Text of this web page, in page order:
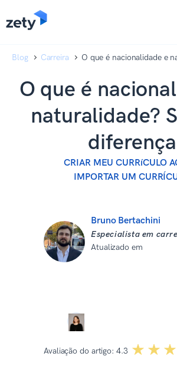
Blog Carreira
O que é nacionalidade e
O que é
naturalidade?
diferença
CRIAR MEU CURRíCULO
IMPORTAR UM
Bruno Bertachini
Especialista em
Atualizado em
Avaliação do artigo: 4.3